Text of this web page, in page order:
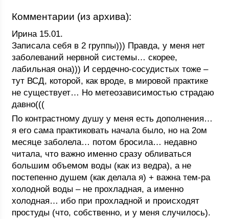
Комментарии (из архива):
Ирина 15.01.
Записала себя в 2 группы))) Правда, у меня нет
заболеваний нервной системы… скорее,
лабильная она))) И сердечно-сосудистых тоже –
тут ВСД, которой, как вроде, в мировой практике
не существует… Но метеозависимостью страдаю
давно(((
По контрастному душу у меня есть дополнения…
я его сама практиковать начала было, но на 2ом
месяце заболела… потом бросила… недавно
читала, что важно именно сразу обливаться
большим объемом воды (как из ведра), а не
постепенно душем (как делала я) + важна тем-ра
холодной воды – не прохладная, а именно
холодная… ибо при прохладной и происходят
простуды (что, собственно, и у меня случилось).